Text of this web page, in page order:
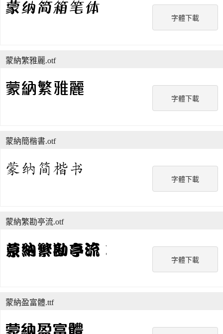
字體下載
字體下載
蒙納繁雅麗.otf
字體下載
蒙納簡楷書.otf
字體下載
蒙納繁勘亭流.otf
蒙納盈富體.ttf